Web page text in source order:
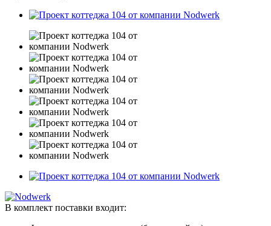
В комплект поставки входит: